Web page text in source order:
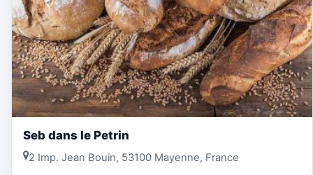
Seb dans le Petrin
2 Imp. Jean Bouin, 53100 Mayenne, France